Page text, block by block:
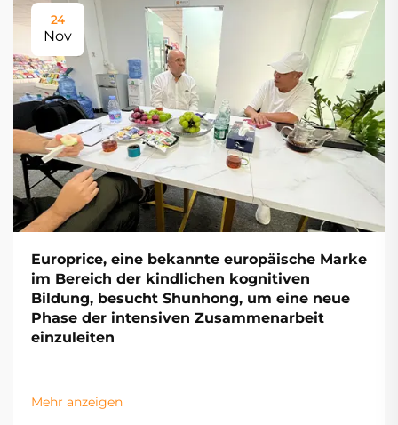
24
Nov
Europrice, eine bekannte europäische Marke
im Bereich der kindlichen kognitiven
Bildung, besucht Shunhong, um eine neue
Phase der intensiven Zusammenarbeit
einzuleiten
Mehr anzeigen